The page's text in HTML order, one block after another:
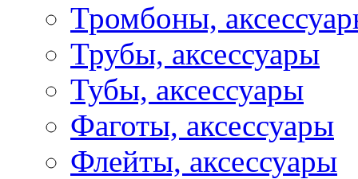
Тромбоны,
Трубы, аксессуары
Тубы, аксессуары
Фаготы, аксессуары
Флейты, аксессуары